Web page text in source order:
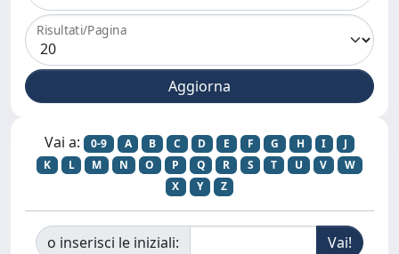
Risultati/Pagina
Vai a: 0-9 A B C D E F G H I
J
K
L M N O P Q R S T U V
W
X
Y Z
o inserisci le iniziali: